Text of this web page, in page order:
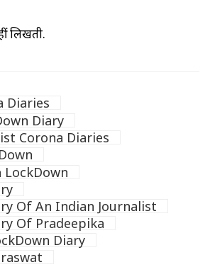
लिखती.
Diaries
Diary
Corona Diaries
Of An Indian Journalist
Of Pradeepika
Diary